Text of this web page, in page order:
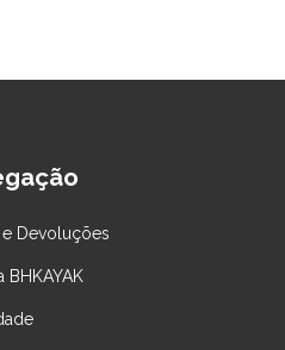
Devoluções
BHKAYAK